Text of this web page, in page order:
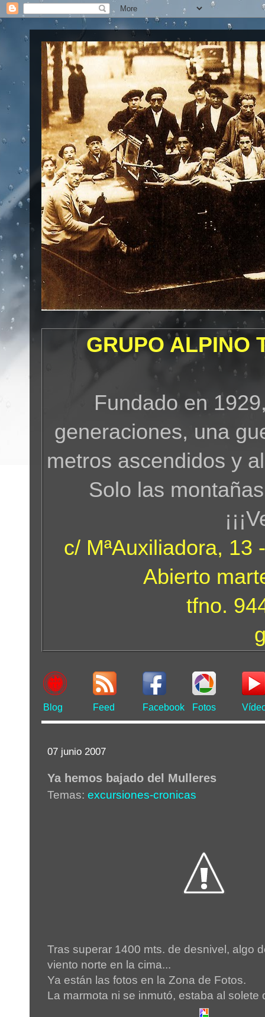
GRUPO ALPINO
Fundado en
generaciones, una
metros ascendidos y
Solo las
c/ MªAuxiliadora, 13
Abierto
tfno.
Blog Feed Facebook Fotos
07 junio 2007
Ya hemos bajado del Mulleres
Temas: excursiones-cronicas
Tras superar 1400 mts. de desnivel, algo
viento norte en la cima...
Ya están las fotos en la Zona de Fotos.
La marmota ni se inmutó, estaba al solete